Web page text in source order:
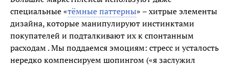
специальные «тёмные паттерны» – хитрые элементы
дизайна, которые манипулируют инстинктами
покупателей и подталкивают их к спонтанным
расходам . Мы поддаемся эмоциям: стресс и усталость
нередко компенсируем шопингом («я заслужил